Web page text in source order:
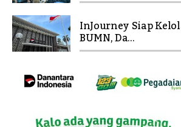
InJourney Siap
BUMN, Da...